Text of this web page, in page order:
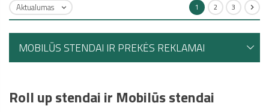
MOBILŪS STENDAI IR PREKĖS REKLAMAI
Aktualumas  1 2 3 
Roll up stendai ir Mobilūs stendai